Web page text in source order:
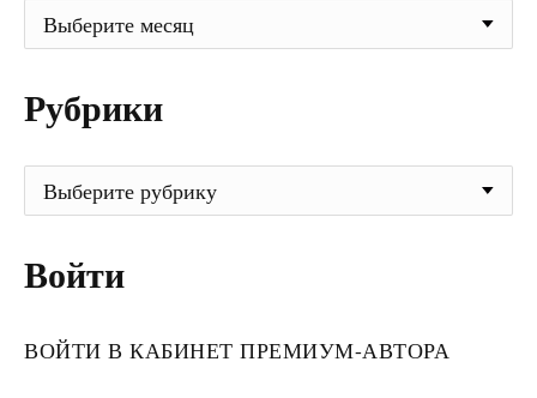
Архивы
Рубрики
Рубрики
Войти
ВОЙТИ В КАБИНЕТ ПРЕМИУМ-АВТОРА